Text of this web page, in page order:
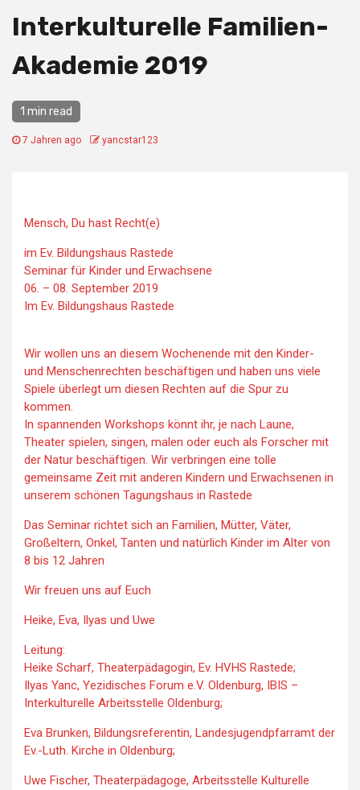
Interkulturelle Familien-
Akademie 2019
1 min read
7 Jahren ago yancstar123
Mensch, Du hast Recht(e)
im Ev. Bildungshaus Rastede
Seminar für Kinder und Erwachsene
06. – 08. September 2019
Im Ev. Bildungshaus Rastede
Wir wollen uns an diesem Wochenende mit den Kinder-
und Menschenrechten beschäftigen und haben uns viele
Spiele überlegt um diesen Rechten auf die Spur zu
kommen.
In spannenden Workshops könnt ihr, je nach Laune,
Theater spielen, singen, malen oder euch als Forscher mit
der Natur beschäftigen. Wir verbringen eine tolle
gemeinsame Zeit mit anderen Kindern und Erwachsenen in
unserem schönen Tagungshaus in Rastede
Das Seminar richtet sich an Familien, Mütter, Väter,
Großeltern, Onkel, Tanten und natürlich Kinder im Alter von
8 bis 12 Jahren
Wir freuen uns auf Euch
Heike, Eva, Ilyas und Uwe
Leitung:
Heike Scharf, Theaterpädagogin, Ev. HVHS Rastede;
Ilyas Yanc, Yezidisches Forum e.V. Oldenburg, IBIS –
Interkulturelle Arbeitsstelle Oldenburg;
Eva Brunken, Bildungsreferentin, Landesjugendpfarramt der
Ev.-Luth. Kirche in Oldenburg;
Uwe Fischer, Theaterpädagoge, Arbeitsstelle Kulturelle